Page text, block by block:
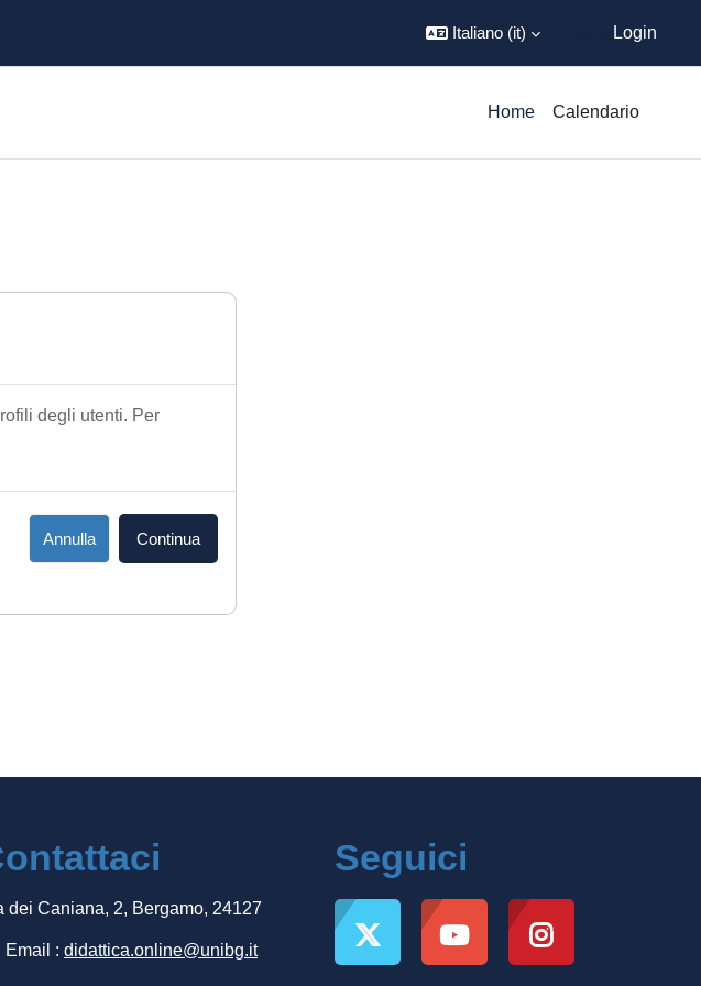
Italiano ‎(it)‎ Login
Home Calendario
degli utenti. Per
Annulla Continua
dei Caniana, 2, Bergamo, 24127
Email : didattica.online@unibg.it
Seguici